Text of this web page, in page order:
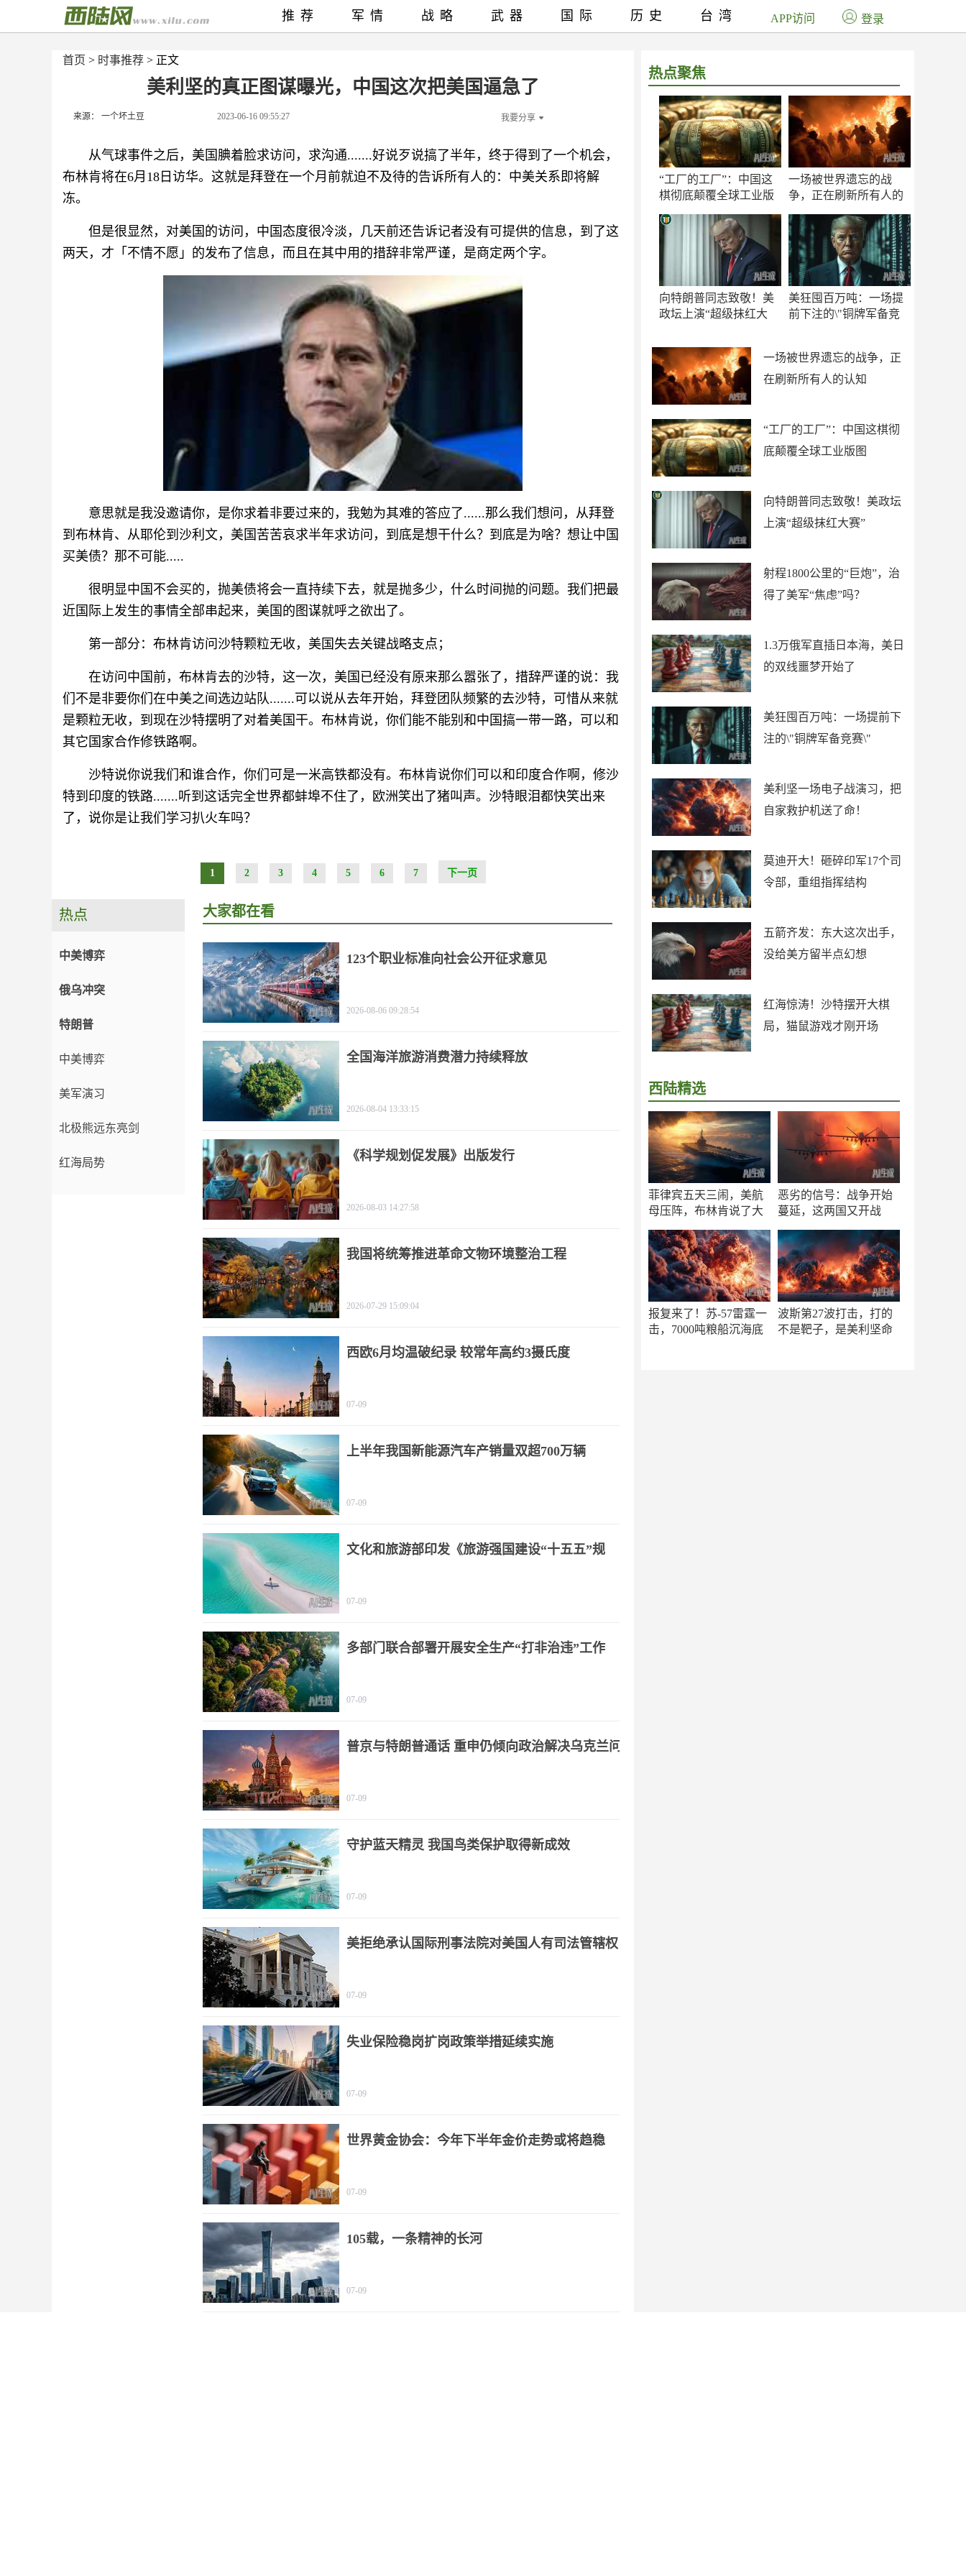
首页 > 时事推荐 > 正文
美利坚的真正图谋曝光，中国这次把美国逼急了
来源： 一个坏土豆 2023-06-16 09:55:27 我要分享
从气球事件之后，美国腆着脸求访问，求沟通.......好说歹说搞了半年，终于得到了一个机会，
布林肯将在6月18日访华。这就是拜登在一个月前就迫不及待的告诉所有人的：中美关系即将解
冻。
但是很显然，对美国的访问，中国态度很冷淡，几天前还告诉记者没有可提供的信息，到了这
两天，才「不情不愿」的发布了信息，而且在其中用的措辞非常严谨，是商定两个字。
意思就是我没邀请你，是你求着非要过来的，我勉为其难的答应了......那么我们想问，从拜登
到布林肯、从耶伦到沙利文，美国苦苦哀求半年求访问，到底是想干什么？到底是为啥？想让中国
买美债？那不可能.....
很明显中国不会买的，抛美债将会一直持续下去，就是抛多少，什么时间抛的问题。我们把最
近国际上发生的事情全部串起来，美国的图谋就呼之欲出了。
第一部分：布林肯访问沙特颗粒无收，美国失去关键战略支点；
在访问中国前，布林肯去的沙特，这一次，美国已经没有原来那么嚣张了，措辞严谨的说：我
们不是非要你们在中美之间选边站队.......可以说从去年开始，拜登团队频繁的去沙特，可惜从来就
是颗粒无收，到现在沙特摆明了对着美国干。布林肯说，你们能不能别和中国搞一带一路，可以和
其它国家合作修铁路啊。
沙特说你说我们和谁合作，你们可是一米高铁都没有。布林肯说你们可以和印度合作啊，修沙
特到印度的铁路.......听到这话完全世界都蚌埠不住了，欧洲笑出了猪叫声。沙特眼泪都快笑出来
了，说你是让我们学习扒火车吗？
1 2 3 4 5 6 7 下一页
热点聚焦
“工厂的工厂”：中国这
棋彻底颠覆全球工业版
一场被世界遗忘的战
争，正在刷新所有人的
向特朗普同志致敬！美
政坛上演“超级抹红大
美狂囤百万吨：一场提
前下注的\"铜牌军备竞
一场被世界遗忘的战争，正
在刷新所有人的认知
“工厂的工厂”：中国这棋彻
底颠覆全球工业版图
向特朗普同志致敬！美政坛
上演“超级抹红大赛”
射程1800公里的“巨炮”，治
得了美军“焦虑”吗？
1.3万俄军直插日本海，美日
的双线噩梦开始了
美狂囤百万吨：一场提前下
注的\"铜牌军备竞赛\"
美利坚一场电子战演习，把
自家救护机送了命！
莫迪开大！砸碎印军17个司
令部，重组指挥结构
五箭齐发：东大这次出手，
没给美方留半点幻想
红海惊涛！沙特摆开大棋
局，猫鼠游戏才刚开场
西陆精选
菲律宾五天三闹，美航
母压阵，布林肯说了大
恶劣的信号：战争开始
蔓延，这两国又开战
报复来了！苏-57雷霆一
击，7000吨粮船沉海底
波斯第27波打击，打的
不是靶子，是美利坚命
推荐 军情 战略 武器 国际 历史 台湾 APP访问 登录
热点
中美博弈
俄乌冲突
特朗普
中美博弈
美军演习
北极熊远东亮剑
红海局势
大家都在看
123个职业标准向社会公开征求意见
2026-08-06 09:28:54
全国海洋旅游消费潜力持续释放
2026-08-04 13:33:15
《科学规划促发展》出版发行
2026-08-03 14:27:58
我国将统筹推进革命文物环境整治工程
2026-07-29 15:09:04
西欧6月均温破纪录 较常年高约3摄氏度
07-09
上半年我国新能源汽车产销量双超700万辆
07-09
文化和旅游部印发《旅游强国建设“十五五”规
07-09
多部门联合部署开展安全生产“打非治违”工作
07-09
普京与特朗普通话 重申仍倾向政治解决乌克兰问
07-09
守护蓝天精灵 我国鸟类保护取得新成效
07-09
美拒绝承认国际刑事法院对美国人有司法管辖权
07-09
失业保险稳岗扩岗政策举措延续实施
07-09
世界黄金协会：今年下半年金价走势或将趋稳
07-09
105载，一条精神的长河
07-09